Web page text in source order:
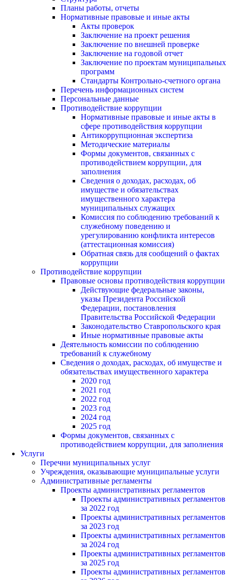
Планы работы, отчеты
Нормативные правовые и иные акты
Акты проверок
Заключение на проект решения
Заключение по внешней проверке
Заключение на годовой отчет
Заключение по проектам муниципальных
программ
Стандарты Контрольно-счетного органа
Перечень информационных систем
Персональные данные
Противодействие коррупции
Нормативные правовые и иные акты в
сфере противодействия коррупции
Антикоррупционная экспертиза
Методические материалы
Формы документов, связанных с
противодействием коррупции, для
заполнения
Сведения о доходах, расходах, об
имуществе и обязательствах
имущественного характера
муниципальных служащих
Комиссия по соблюдению требований к
служебному поведению и
урегулированию конфликта интересов
(аттестационная комиссия)
Обратная связь для сообщений о фактах
коррупции
Противодействие коррупции
Правовые основы противодействия коррупции
Действующие федеральные законы,
указы Президента Российской
Федерации, постановления
Правительства Российской Федерации
Законодательство Ставропольского края
Иные нормативные правовые акты
Деятельность комиссии по соблюдению
требований к служебному
Сведения о доходах, расходах, об имуществе и
обязательствах имущественного характера
2020 год
2021 год
2022 год
2023 год
2024 год
2025 год
Формы документов, связанных с
противодействием коррупции, для заполнения
Услуги
Перечни муниципальных услуг
Учреждения, оказывающие муниципальные услуги
Административные регламенты
Проекты административных регламентов
Проекты административных регламентов
за 2022 год
Проекты административных регламентов
за 2023 год
Проекты административных регламентов
за 2024 год
Проекты административных регламентов
за 2025 год
Проекты административных регламентов